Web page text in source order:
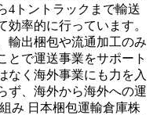
4トントラックまで輸送
率的に行っています。
輸出梱包や流通加工のみ
とで運送事業をサポート
なく海外事業にも力を入
ず、海外から海外への運
み 日本梱包運輸倉庫株